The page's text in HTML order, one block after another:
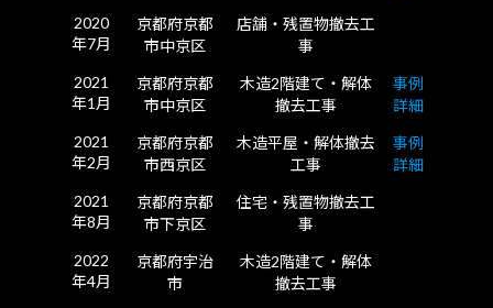
2020
年7月
京都府京都
市中京区
店舗・残置物撤去工
事
2021
年1月
京都府京都
市中京区
木造2階建て・解体
撤去工事
事例
詳細
2021
年2月
京都府京都
市西京区
木造平屋・解体撤去
工事
事例
詳細
2021
年8月
京都府京都
市下京区
住宅・残置物撤去工
事
2022
年4月
京都府宇治
市
木造2階建て・解体
撤去工事